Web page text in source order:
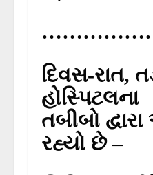
દિવસ-રાત,
હોસ્પિટલના
તબીબો
રહ્યો છે –